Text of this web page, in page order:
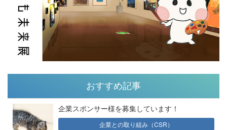
おすすめ記事
企業スポンサー様を募集しています！
企業との取り組み（CSR）